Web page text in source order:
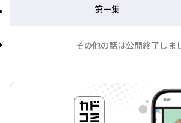
第一集
その他の話は公開終了しま